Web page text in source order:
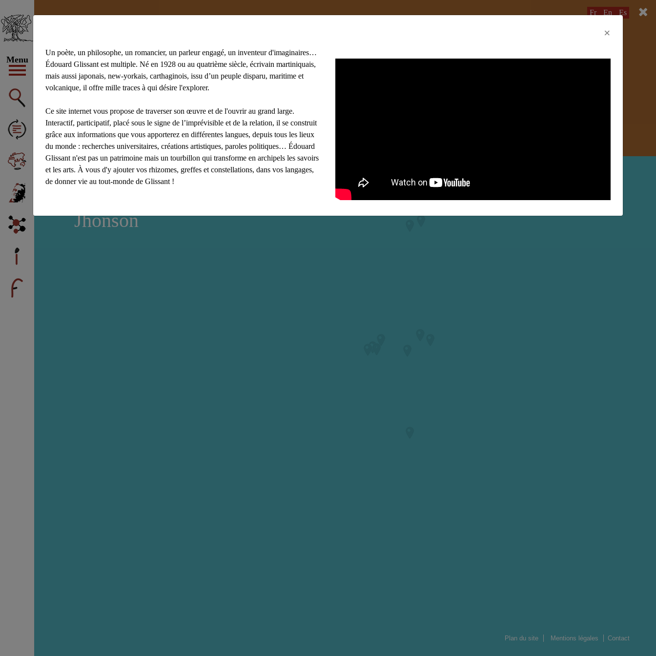
Menu
Fr En Es
#achiery #acoma
Afficher tous les mots clés
Aucun résultat trouvé pour : Linton Kwesy
Jhonson
×
Un poète, un philosophe, un romancier, un parleur engagé, un inventeur d'imaginaires…
Édouard Glissant est multiple. Né en 1928 ou au quatrième siècle, écrivain martiniquais,
mais aussi japonais, new-yorkais, carthaginois, issu d’un peuple disparu, maritime et
volcanique, il offre mille traces à qui désire l'explorer.
Ce site internet vous propose de traverser son œuvre et de l'ouvrir au grand large.
Interactif, participatif, placé sous le signe de l’imprévisible et de la relation, il se construit
grâce aux informations que vous apporterez en différentes langues, depuis tous les lieux
du monde : recherches universitaires, créations artistiques, paroles politiques… Édouard
Glissant n'est pas un patrimoine mais un tourbillon qui transforme en archipels les savoirs
et les arts. À vous d'y ajouter vos rhizomes, greffes et constellations, dans vos langages,
de donner vie au tout-monde de Glissant !
Plan du site Mentions légales Contact